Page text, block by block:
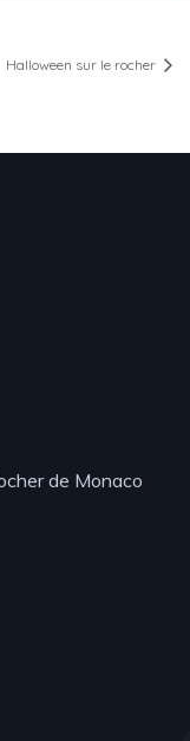
Halloween sur le rocher
de Monaco